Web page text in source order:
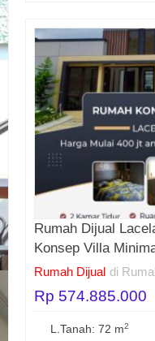
Rumah Dijual
Konsep Villa
Rumah Dijual di
Rp 574.885.000
L.Tanah: 72 m2